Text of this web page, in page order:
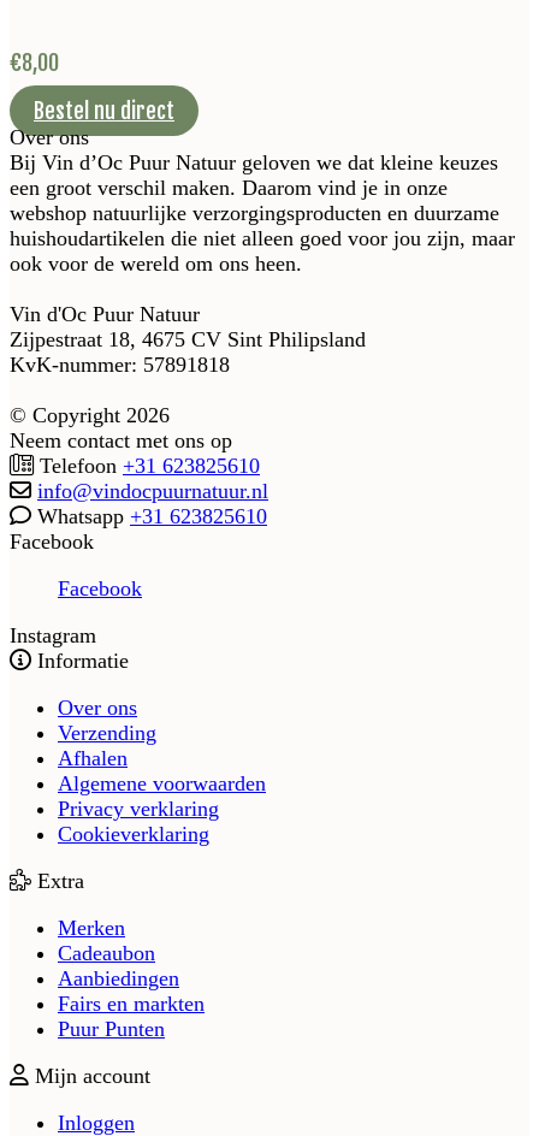
€8,00
Bestel nu direct
Over ons
Bij Vin d’Oc Puur Natuur geloven we dat kleine keuzes
een groot verschil maken. Daarom vind je in onze
webshop natuurlijke verzorgingsproducten en duurzame
huishoudartikelen die niet alleen goed voor jou zijn, maar
ook voor de wereld om ons heen.
Vin d'Oc Puur Natuur
Zijpestraat 18, 4675 CV Sint Philipsland
KvK-nummer: 57891818
© Copyright 2026
Neem contact met ons op
Telefoon +31 623825610
info@vindocpuurnatuur.nl
Whatsapp +31 623825610
Facebook
Facebook
Instagram
Informatie
Over ons
Verzending
Afhalen
Algemene voorwaarden
Privacy verklaring
Cookieverklaring
Extra
Merken
Cadeaubon
Aanbiedingen
Fairs en markten
Puur Punten
Mijn account
Inloggen